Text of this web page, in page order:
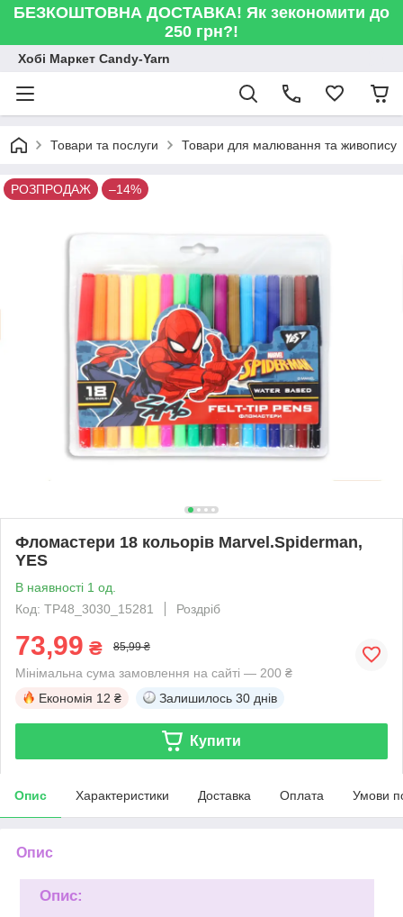
БЕЗКОШТОВНА ДОСТАВКА! Як зекономити до
250 грн?!
Хобі Маркет Candy-Yarn
Товари та послуги Товари для малювання та живопису
РОЗПРОДАЖ –14%
Фломастери 18 кольорів Marvel.Spiderman,
YES
В наявності 1 од.
Код: TP48_3030_15281
Роздріб
73,99 ₴ 85,99 ₴
Мінімальна сума замовлення на сайті — 200 ₴
Економія 12 ₴ Залишилось 30 днів
Купити
Опис Характеристики Доставка Оплата Умови
Опис
Опис: